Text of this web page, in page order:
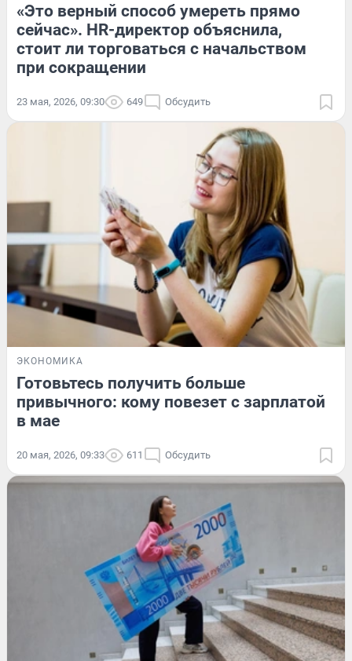
«Это верный способ умереть прямо
сейчас». HR-директор объяснила,
стоит ли торговаться с начальством
при сокращении
23 мая, 2026, 09:30 649 Обсудить
ЭКОНОМИКА
Готовьтесь получить больше
привычного: кому повезет с зарплатой
в мае
20 мая, 2026, 09:33 611 Обсудить